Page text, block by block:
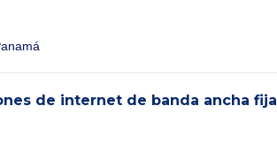
de internet de banda ancha fija